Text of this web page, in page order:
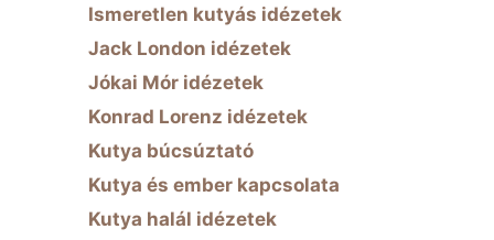
Ismeretlen kutyás idézetek
Jack London idézetek
Jókai Mór idézetek
Konrad Lorenz idézetek
Kutya búcsúztató
Kutya és ember kapcsolata
Kutya halál idézetek